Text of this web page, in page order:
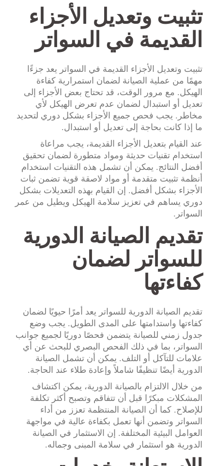
تثبيت وتعديل الأجزاء
القديمة في السواتر
تثبيت وتعديل الأجزاء القديمة في السواتر يعد جزءًا
مهمًا من عملية الصيانة لضمان استمرارية كفاءة
الهيكل. مع مرور الوقت، قد تحتاج بعض الأجزاء إلى
تعديل أو استبدال لضمان عدم تعرض الهيكل لأي
مخاطر. يجب فحص جميع الأجزاء بشكل دوري لتحديد
ما إذا كانت بحاجة إلى تعديل أو استبدال.
عند القيام بتعديل الأجزاء القديمة، يجب مراعاة
استخدام تقنيات حديثة ومواد متطورة لضمان تحقيق
أفضل النتائج. يمكن أن تشمل هذه التقنيات استخدام
أنظمة تثبيت متقدمة أو مواد لاصقة قوية تضمن ثبات
الأجزاء بشكل أفضل. إن القيام بهذه التعديلات بشكل
دوري يساهم في تعزيز سلامة الهيكل ويطيل من عمر
السواتر.
تقديم الصيانة الدورية
للسواتر لضمان
كفاءتها
تقديم الصيانة الدورية للسواتر يعد أمرًا حيويًا لضمان
كفاءتها واستدامتها على المدى الطويل. يجب وضع
جدول زمني للصيانة يتضمن فحصًا دوريًا لجميع جوانب
السواتر، بما في ذلك الفحص البصري للبحث عن أي
علامات للتآكل أو التلف. يمكن أن تشمل الصيانة
الدورية أيضًا تنظيفًا شاملاً وإعادة طلاء عند الحاجة.
من خلال الالتزام بالصيانة الدورية، يمكن اكتشاف
المشكلات مبكرًا قبل أن تتفاقم وتصبح أكثر تكلفة
للإصلاح. كما أن الصيانة المنتظمة تعزز من أداء
السواتر وتضمن أنها تعمل بكفاءة عالية في مواجهة
العوامل البيئية المختلفة. إن الاستثمار في الصيانة
الدورية هو استثمار في سلامة المبنى وجماله.